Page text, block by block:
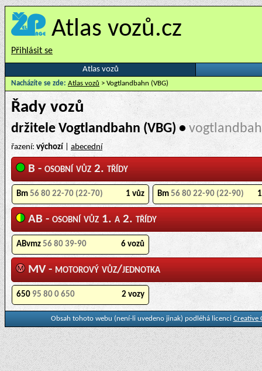
Atlas vozů.cz
Přihlásit se
Atlas vozů
Nacházíte se zde: Atlas vozů > Vogtlandbahn (VBG)
Řady vozů
držitele Vogtlandbahn (VBG) •
řazení:výchozí| abecední
B - osobní vůz 2. třídy
Bm 56 80 22-70 (22-70) 1 vůz Bm 56 80 22-90 (22-90)
AB - osobní vůz 1. a 2. třídy
ABvmz 56 80 39-90 6 vozů
MV - motorový vůz/jednotka
650 95 80 0 650 2 vozy
Obsah tohoto webu (není-li uvedeno jinak) podléhá licenci Creative